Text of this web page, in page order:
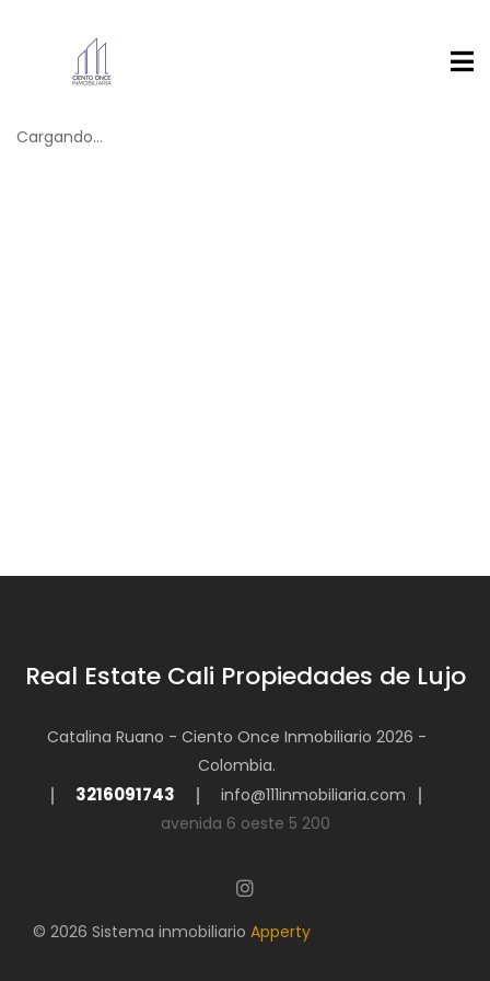
Cargando...
Real Estate Cali Propiedades de Lujo
Catalina Ruano - Ciento Once Inmobiliario 2026 -
Colombia.
3216091743
info@111inmobiliaria.com
avenida 6 oeste 5 200
© 2026 Sistema inmobiliario Apperty